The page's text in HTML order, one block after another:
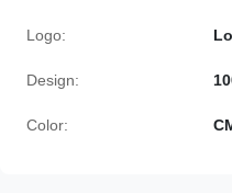
Logo:
Design:
Color: